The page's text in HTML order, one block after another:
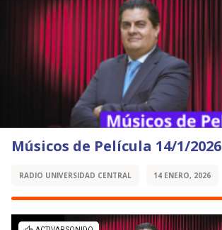
Músicos de Película 14/1/2026
RADIO UNIVERSIDAD CENTRAL 14 ENERO, 2026